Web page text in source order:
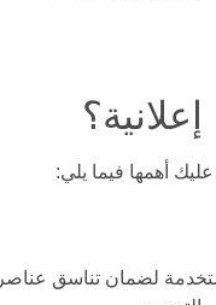
أهمها فيما يلي:
لضمان تناسق عناصر